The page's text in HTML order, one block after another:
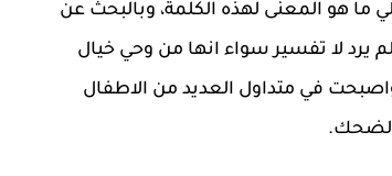
ما هو المعنى لهذه الكلمة، وبالبحث عن
يرد لا تفسير سواء انها من وحي خيال
في متداول العديد من الاطفال